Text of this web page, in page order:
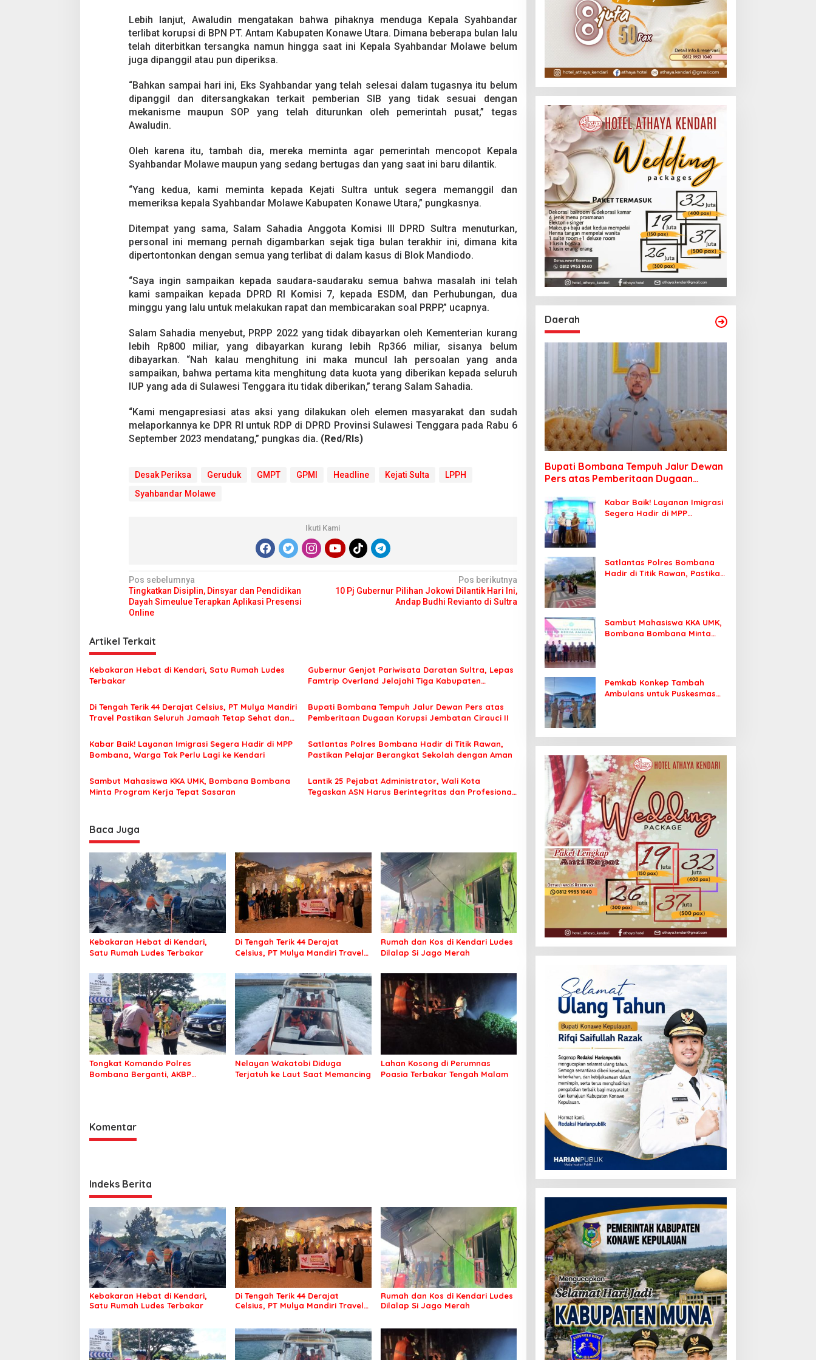
a
w
e
Lebih lanjut, Awaludin mengatakan bahwa pihaknya menduga Kepala Syahbandar
terlibat korupsi di BPN PT. Antam Kabupaten Konawe Utara. Dimana beberapa bulan lalu
telah diterbitkan tersangka namun hingga saat ini Kepala Syahbandar Molawe belum
juga dipanggil atau pun diperiksa.
“Bahkan sampai hari ini, Eks Syahbandar yang telah selesai dalam tugasnya itu belum
dipanggil dan ditersangkakan terkait pemberian SIB yang tidak sesuai dengan
mekanisme maupun SOP yang telah diturunkan oleh pemerintah pusat,” tegas
Awaludin.
Oleh karena itu, tambah dia, mereka meminta agar pemerintah mencopot Kepala
Syahbandar Molawe maupun yang sedang bertugas dan yang saat ini baru dilantik.
“Yang kedua, kami meminta kepada Kejati Sultra untuk segera memanggil dan
memeriksa kepala Syahbandar Molawe Kabupaten Konawe Utara,” pungkasnya.
Ditempat yang sama, Salam Sahadia Anggota Komisi III DPRD Sultra menuturkan,
personal ini memang pernah digambarkan sejak tiga bulan terakhir ini, dimana kita
dipertontonkan dengan semua yang terlibat di dalam kasus di Blok Mandiodo.
“Saya ingin sampaikan kepada saudara-saudaraku semua bahwa masalah ini telah
kami sampaikan kepada DPRD RI Komisi 7, kepada ESDM, dan Perhubungan, dua
minggu yang lalu untuk melakukan rapat dan membicarakan soal PRPP,” ucapnya.
Salam Sahadia menyebut, PRPP 2022 yang tidak dibayarkan oleh Kementerian kurang
lebih Rp800 miliar, yang dibayarkan kurang lebih Rp366 miliar, sisanya belum
dibayarkan. “Nah kalau menghitung ini maka muncul lah persoalan yang anda
sampaikan, bahwa pertama kita menghitung data kuota yang diberikan kepada seluruh
IUP yang ada di Sulawesi Tenggara itu tidak diberikan,” terang Salam Sahadia.
“Kami mengapresiasi atas aksi yang dilakukan oleh elemen masyarakat dan sudah
melaporkannya ke DPR RI untuk RDP di DPRD Provinsi Sulawesi Tenggara pada Rabu 6
September 2023 mendatang,” pungkas dia. (Red/Rls)
Desak Periksa Geruduk GMPT GPMI Headline Kejati Sulta
LPPH
Syahbandar Molawe
Ikuti Kami
N
a
v
i
g
a
i
p
o
s
Pos sebelumnya
Tingkatkan Disiplin, Dinsyar dan Pendidikan
Dayah Simeulue Terapkan Aplikasi Presensi
Online
Pos berikutnya
10 Pj Gubernur Pilihan Jokowi Dilantik Hari Ini,
Andap Budhi Revianto di Sultra
Artikel Terkait
Kebakaran Hebat di Kendari, Satu Rumah Ludes
Terbakar
Gubernur Genjot Pariwisata Daratan Sultra, Lepas
Famtrip Overland Jelajahi Tiga Kabupaten
Di Tengah Terik 44 Derajat Celsius, PT Mulya Mandiri
Travel Pastikan Seluruh Jamaah Tetap Sehat dan
Bupati Bombana Tempuh Jalur Dewan Pers atas
Pemberitaan Dugaan Korupsi Jembatan Cirauci II
Kabar Baik! Layanan Imigrasi Segera Hadir di MPP
Bombana, Warga Tak Perlu Lagi ke Kendari
Satlantas Polres Bombana Hadir di Titik Rawan,
Pastikan Pelajar Berangkat Sekolah dengan Aman
Sambut Mahasiswa KKA UMK, Bombana Bombana
Minta Program Kerja Tepat Sasaran
Lantik 25 Pejabat Administrator, Wali Kota
Tegaskan ASN Harus Berintegritas dan Profesional
Baca Juga
Kebakaran Hebat di Kendari,
Satu Rumah Ludes Terbakar
Di Tengah Terik 44 Derajat
Celsius, PT Mulya Mandiri Travel
Sehat dan Nyaman Beribadah
Rumah dan Kos di Kendari Ludes
Dilalap Si Jago Merah
Tongkat Komando Polres
Bombana Berganti, AKBP
Nelayan Wakatobi Diduga
Terjatuh ke Laut Saat Memancing
Lahan Kosong di Perumnas
Poasia Terbakar Tengah Malam
Komentar
Indeks Berita
Kebakaran Hebat di Kendari,
Satu Rumah Ludes Terbakar
Di Tengah Terik 44 Derajat
Celsius, PT Mulya Mandiri Travel
Rumah dan Kos di Kendari Ludes
Dilalap Si Jago Merah
Daerah
Bupati Bombana Tempuh Jalur Dewan
Pers atas Pemberitaan Dugaan
Kabar Baik! Layanan Imigrasi
Segera Hadir di MPP
Satlantas Polres Bombana
Hadir di Titik Rawan, Pastikan
Sambut Mahasiswa KKA UMK,
Bombana Bombana Minta
Pemkab Konkep Tambah
Ambulans untuk Puskesmas